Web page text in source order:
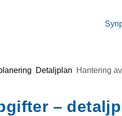
Detaljplan Hantering
–